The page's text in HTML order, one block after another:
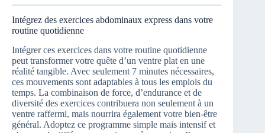
Intégrez des exercices abdominaux express dans votre
routine quotidienne
Intégrer ces exercices dans votre routine quotidienne
peut transformer votre quête d’un ventre plat en une
réalité tangible. Avec seulement 7 minutes nécessaires,
ces mouvements sont adaptables à tous les emplois du
temps. La combinaison de force, d’endurance et de
diversité des exercices contribuera non seulement à un
ventre raffermi, mais nourrira également votre bien-être
général. Adoptez ce programme simple mais intensif et